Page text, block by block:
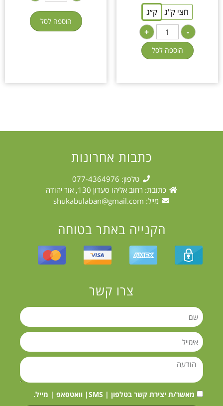
חצי ק"ג
ק״ג
-
+
הוספה לסל
הוספה לסל
כתבות אחרונות
טלפון: 077-4364976
כתובת: רחוב אליהו סעדון 130, אור יהודה
מייל: shukabulaban@gmail.com
הקנייה באתר בטוחה
צרו קשר
מאשר/ת יצירת קשר בטלפון | SMS| וואטסאפ | מייל.